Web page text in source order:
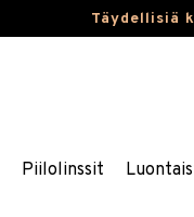
Täydellisiä
Piilolinssit